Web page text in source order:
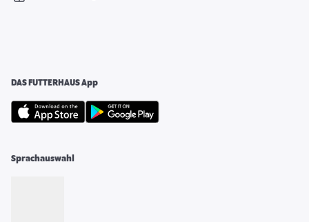
DAS FUTTERHAUS App
Sprachauswahl